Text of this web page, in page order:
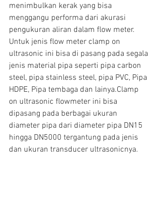
menimbulkan kerak yang bisa
menggangu performa dari akurasi
pengukuran aliran dalam flow meter.
Untuk jenis flow meter clamp on
ultrasonic ini bisa di pasang pada segala
jenis material pipa seperti pipa carbon
steel, pipa stainless steel, pipa PVC, Pipa
HDPE, Pipa tembaga dan lainya.Clamp
on ultrasonic flowmeter ini bisa
dipasang pada berbagai ukuran
diameter pipa dari diameter pipa DN15
hingga DN5000 tergantung pada jenis
dan ukuran transducer ultrasonicnya.